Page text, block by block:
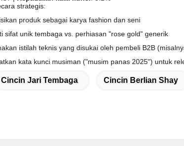
strategis:
produk sebagai karya fashion dan seni
sifat unik tembaga vs. perhiasan "rose gold" generik
istilah teknis yang disukai oleh pembeli B2B
kata kunci musiman ("musim panas 2025") untuk
Cincin Jari Tembaga Cincin Berlian Shay